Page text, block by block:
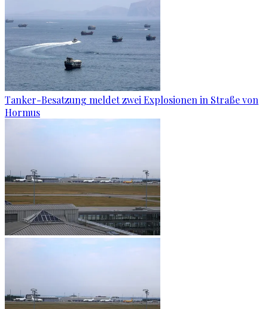
Tanker-Besatzung meldet zwei Explosionen in Straße von
Hormus